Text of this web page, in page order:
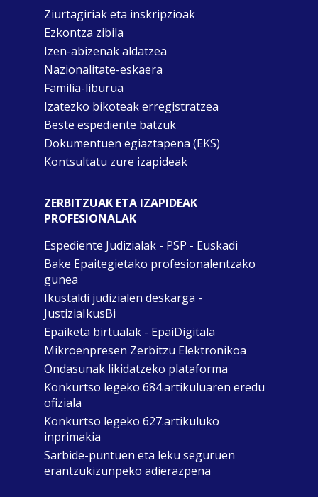
Ziurtagiriak eta inskripzioak
Ezkontza zibila
Izen-abizenak aldatzea
Nazionalitate-eskaera
Familia-liburua
Izatezko bikoteak erregistratzea
Beste espediente batzuk
Dokumentuen egiaztapena (EKS)
Kontsultatu zure izapideak
ZERBITZUAK ETA IZAPIDEAK
PROFESIONALAK
Espediente Judizialak - PSP - Euskadi
Bake Epaitegietako profesionalentzako
gunea
Ikustaldi judizialen deskarga -
JustiziaIkusBi
Epaiketa birtualak - EpaiDigitala
Mikroenpresen Zerbitzu Elektronikoa
Ondasunak likidatzeko plataforma
Konkurtso legeko 684.artikuluaren eredu
ofiziala
Konkurtso legeko 627.artikuluko
inprimakia
Sarbide-puntuen eta leku seguruen
erantzukizunpeko adierazpena